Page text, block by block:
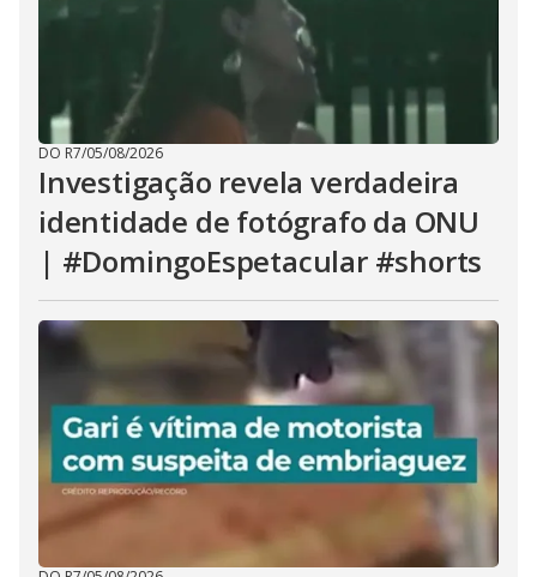
DO R7/05/08/2026
Investigação revela verdadeira
identidade de fotógrafo da ONU
| #DomingoEspetacular #shorts